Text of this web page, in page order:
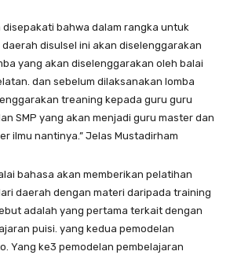
disepakati bahwa dalam rangka untuk
disulsel ini akan diselenggarakan
yang akan diselenggarakan oleh balai
dan sebelum dilaksanakan lomba
treaning kepada guru guru
SMP yang akan menjadi guru master dan
ilmu nantinya.” Jelas Mustadirham
bahasa akan memberikan pelatihan
daerah dengan materi daripada training
adalah yang pertama terkait dengan
puisi. yang kedua pemodelan
Yang ke3 pemodelan pembelajaran